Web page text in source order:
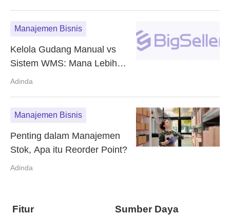
Manajemen Bisnis
Kelola Gudang Manual vs
Sistem WMS: Mana Lebih
Efisien?
Adinda
Manajemen Bisnis
Penting dalam Manajemen
Stok, Apa itu Reorder Point?
Adinda
Fitur Sumber Daya